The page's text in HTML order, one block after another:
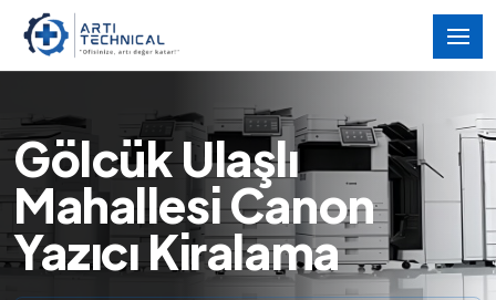
Gölcük Ulaşlı
Mahallesi Canon
Yazıcı Kiralama